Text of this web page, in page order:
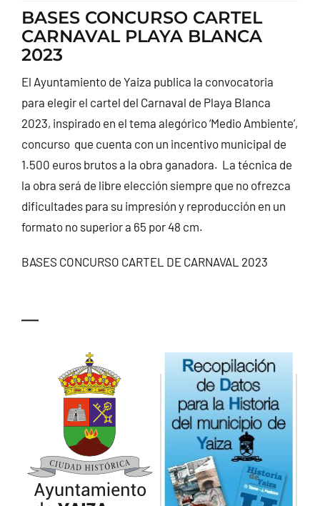
TURISMO
CONTACTO
BASES CONCURSO CARTEL
CARNAVAL PLAYA BLANCA
2023
El Ayuntamiento de Yaiza publica la convocatoria
para elegir el cartel del Carnaval de Playa Blanca
2023, inspirado en el tema alegórico ‘Medio Ambiente’,
concurso que cuenta con un incentivo municipal de
1.500 euros brutos a la obra ganadora. La técnica de
la obra será de libre elección siempre que no ofrezca
dificultades para su impresión y reproducción en un
formato no superior a 65 por 48 cm.
BASES CONCURSO CARTEL DE CARNAVAL 2023
—